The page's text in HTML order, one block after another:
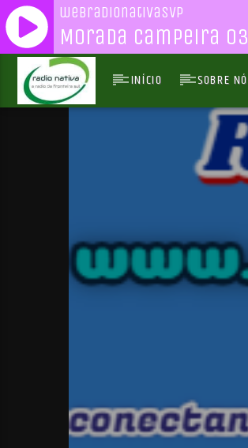
webradionativasvp
Morada Campeira 03